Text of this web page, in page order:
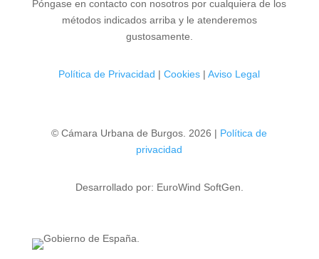
Póngase en contacto con nosotros por cualquiera de los
métodos indicados arriba y le atenderemos
gustosamente.
Política de Privacidad |Cookies |Aviso Legal
© Cámara Urbana de Burgos. 2026 | Política de
privacidad
Desarrollado por: EuroWind SoftGen.